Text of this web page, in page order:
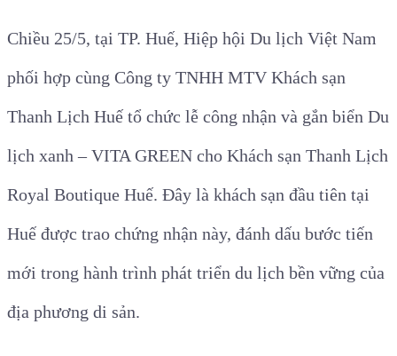
Chiều 25/5, tại TP. Huế, Hiệp hội Du lịch Việt Nam
phối hợp cùng Công ty TNHH MTV Khách sạn
Thanh Lịch Huế tổ chức lễ công nhận và gắn biển Du
lịch xanh – VITA GREEN cho Khách sạn Thanh Lịch
Royal Boutique Huế. Đây là khách sạn đầu tiên tại
Huế được trao chứng nhận này, đánh dấu bước tiến
mới trong hành trình phát triển du lịch bền vững của
địa phương di sản.